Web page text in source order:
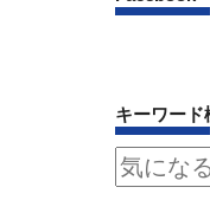
キーワード